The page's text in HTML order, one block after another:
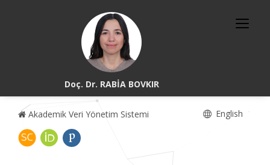
Doç. Dr. RABİA BOVKIR
Akademik Veri Yönetim Sistemi English